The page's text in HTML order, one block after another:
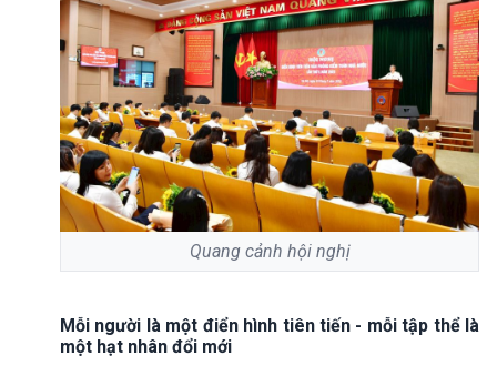
Quang cảnh hội nghị
Mỗi người là một điển hình tiên tiến - mỗi tập thể là
một hạt nhân đổi mới